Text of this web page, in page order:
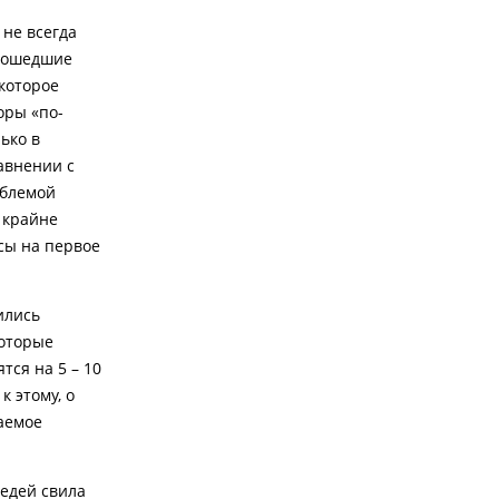
всегда
«по-
в
с
на первое
на 5 – 10
этому, о
свила